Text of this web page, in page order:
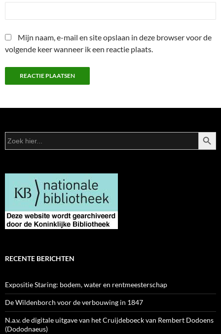
Mijn naam, e-mail en site opslaan in deze browser voor de
volgende keer wanneer ik een reactie plaats.
Zoek
naar:
RECENTE BERICHTEN
Expositie Staring: bodem, water en rentmeesterschap
De Wildenborch voor de verbouwing in 1847
N.a.v. de digitale uitgave van het Cruijdeboeck van Rembert Dodoens
(Dododnaeus)